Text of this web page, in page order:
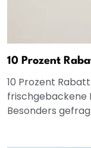
10 Prozent
10 Prozent
frischgebackene
Besonders